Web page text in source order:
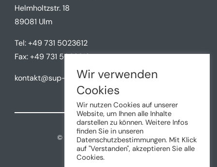
Helmholtzstr. 18
89081 Ulm
Tel: +49 731 5023612
Fax: +49 731 5023612
kontakt@sup-ulm.de
© 2026 • Studium und Praxis e.V.
Wir verwenden
Cookies
Wir nutzen Cookies auf unserer
Website, um Ihnen alle Inhalte
darstellen zu können. Weitere Infos
finden Sie in unseren
Datenschutzbestimmungen. Mit Klick
auf "Verstanden", akzeptieren Sie alle
Cookies.